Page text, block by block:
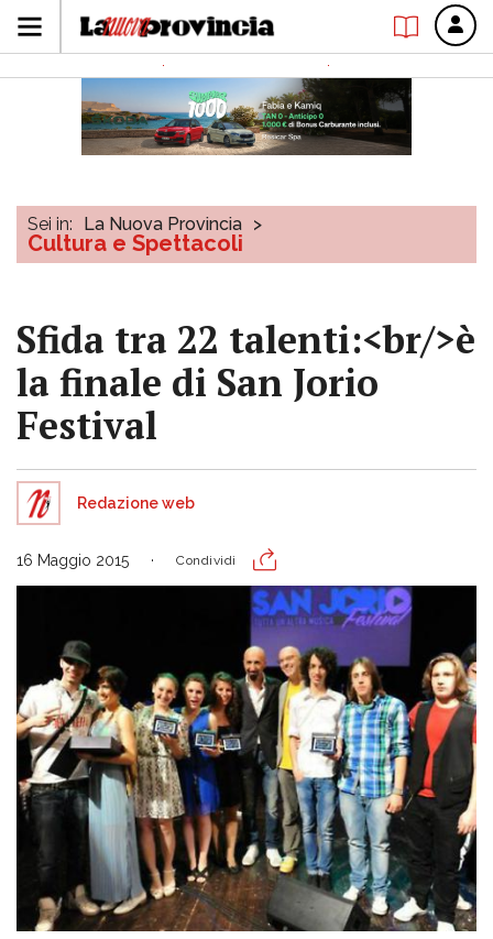
Sei in: La Nuova Provincia >
Cultura e Spettacoli
Sfida tra 22 talenti:<br/>è
la finale di San Jorio
Festival
Redazione web
16 Maggio 2015 Condividi